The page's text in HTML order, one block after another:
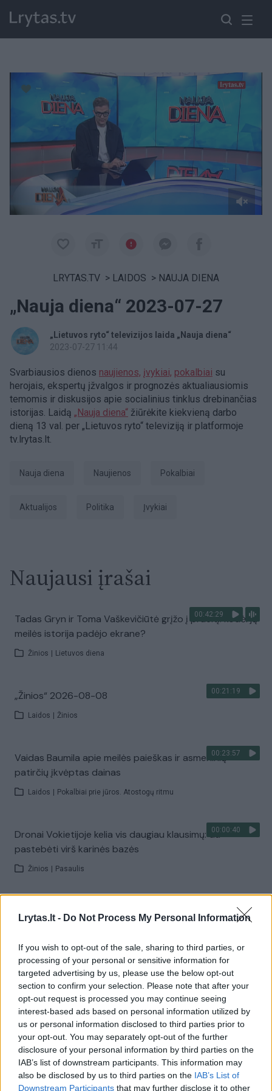
Lrytas.lt - Do Not Process My Personal Information
If you wish to opt-out of the sale, sharing to third parties, or
processing of your personal or sensitive information for
targeted advertising by us, please use the below opt-out
section to confirm your selection. Please note that after your
opt-out request is processed you may continue seeing
interest-based ads based on personal information utilized by
us or personal information disclosed to third parties prior to
your opt-out. You may separately opt-out of the further
disclosure of your personal information by third parties on the
IAB’s list of downstream participants. This information may
also be disclosed by us to third parties on the IAB’s List of
Downstream Participants that may further disclose it to other
Paremkite Ukrainą
LRYTAS.TV > LAIDOS > NAUJA DIENA
„Nauja diena“ 2023-07-27
„Lietuvos ryto“ televizijos laida „Nauja diena“
2023-07-27 11:44
Svarbiausios dienos naujienos, įvykiai, pokalbiai su
herojais, ekspertų įžvalgos ir prognozės aktualiausiomis
temomis ir diskusijos apie socialinius tinklus drebinančias
istorijas. Laidą „Nauja diena“ žiūrėkite kiekvieną darbo
dieną 13 val. per „Lietuvos ryto“ televiziją ir platformoje
tv.lrytas.lt.
Nauja diena Naujienos pokalbiai
aktualijos Politika Įvykiai
Naujausi įrašai
00:42:29
Tadas Gryn ir Toma Vaškevičiūtė grįžo į praeitį: kodėl jų
meilės istorija padėjo ekrane?
Žinios Lietuvos diena
00:21:19
„Žinios“ 2026-08-08
Laidos Žinios
00:23:57
Vaidas Baumila apie meilės paieškas ir asmeninių
patirčių įkvėptas dainas
Laidos Pokalbiai prie jūros. Atostogų ritmu
00:00:40
Dronai Vokietijoje kelia vis daugiau klausimų: du
pastebėti virš karinės bazės
Žinios Pasaulis
Žiūrimiausi įrašai
00:00:30
Vaizdai iš tragiškos avarijos Vilniaus r.: dviejų moterų ir
vaiko gyvybių išgelbėti nepavyko
Žinios Lietuvos diena
00:00:57
Savaitės vidurys nusimato karštas: temperatūra kils iki